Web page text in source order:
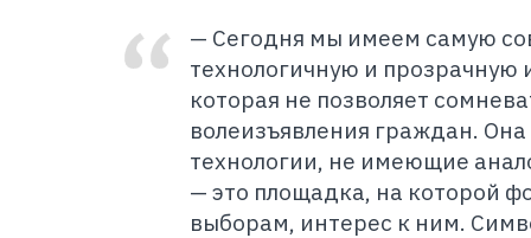
— Сегодня мы имеем самую
технологичную и прозрачную
которая не позволяет
волеизъявления граждан.
технологии, не имеющие
— это площадка, на которой
выборам, интерес к ним.